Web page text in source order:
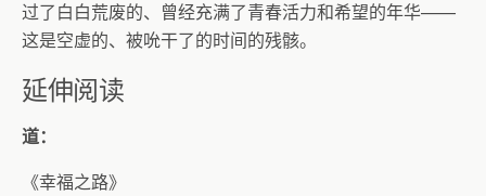
过了白白荒废的、曾经充满了青春活力和希望的年华——
这是空虚的、被吮干了的时间的残骸。
延伸阅读
道：
《幸福之路》